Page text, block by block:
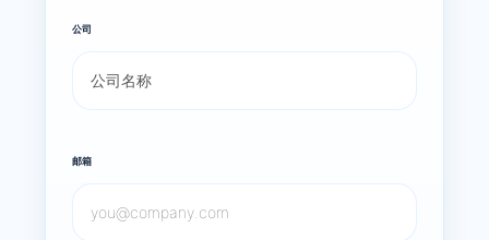
公司
邮箱